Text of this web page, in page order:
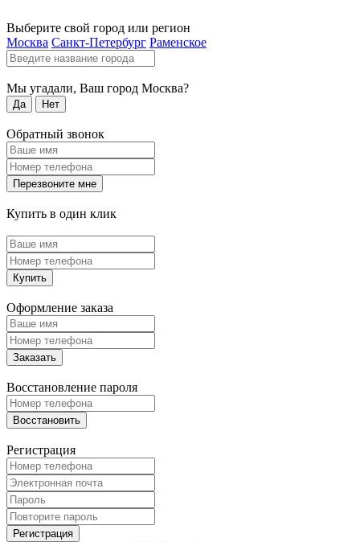
Выберите свой город или регион
Москва Санкт-Петербург Раменское
Мы угадали, Ваш город Москва?
Да Нет
Обратный звонок
Перезвоните мне
Купить в один клик
Купить
Оформление заказа
Заказать
Восстановление пароля
Восстановить
Регистрация
Регистрация